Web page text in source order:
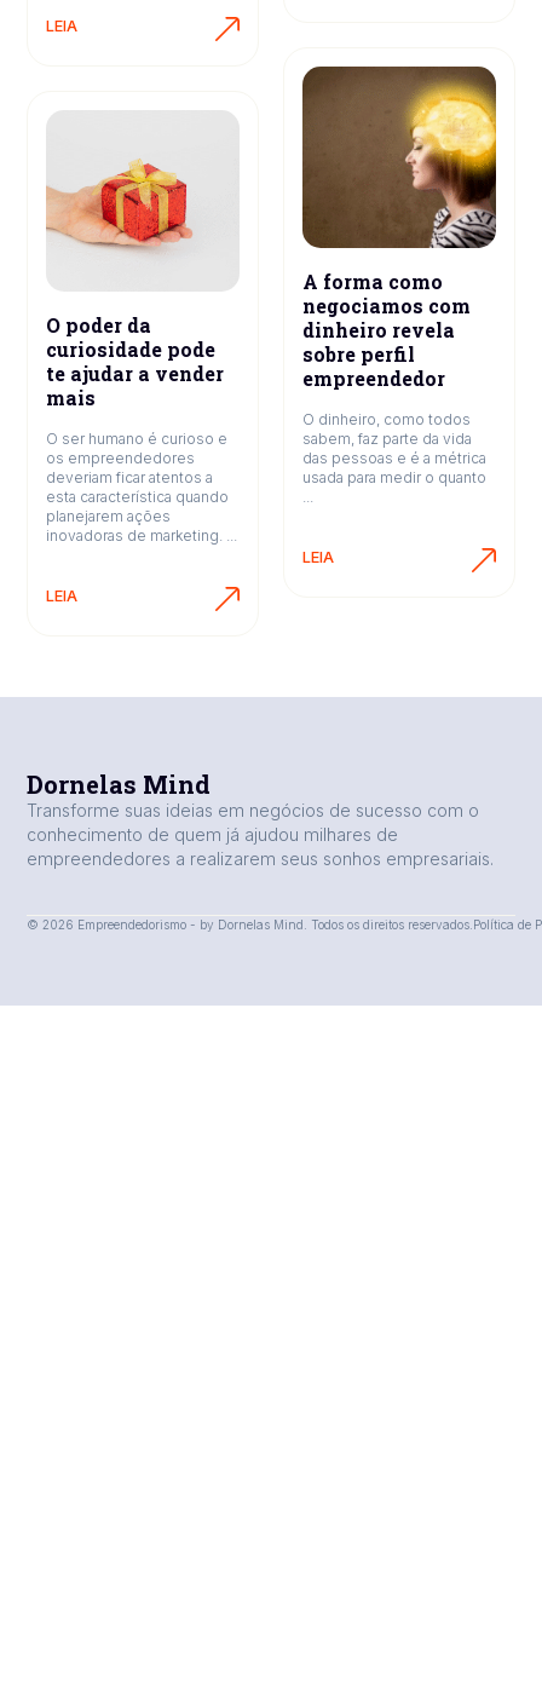
LEIA
A forma como
negociamos com
dinheiro revela
sobre perfil
empreendedor
O dinheiro, como todos
sabem, faz parte da vida
das pessoas e é a métrica
usada para medir o quanto
LEIA
O poder da
curiosidade pode
te ajudar a vender
mais
O ser humano é curioso e
os empreendedores
deveriam ficar atentos a
esta característica quando
planejarem ações
inovadoras de marketing. ...
LEIA
Dornelas Mind
Transforme suas ideias em negócios de sucesso com o
conhecimento de quem já ajudou milhares de
empreendedores a realizarem seus sonhos empresariais.
© 2026 Empreendedorismo - by Dornelas Mind. Todos os direitos reservados. Política de